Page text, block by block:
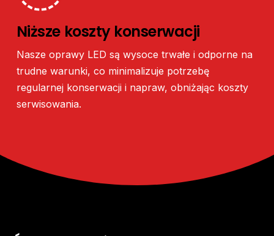
Niższe koszty konserwacji
Nasze oprawy LED są wysoce trwałe i odporne na
trudne warunki, co minimalizuje potrzebę
regularnej konserwacji i napraw, obniżając koszty
serwisowania.